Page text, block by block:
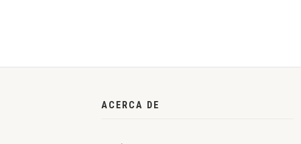
ACERCA DE